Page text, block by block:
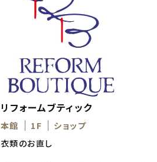
リフォームブティック
本館 1F
ショップ
衣類のお直し